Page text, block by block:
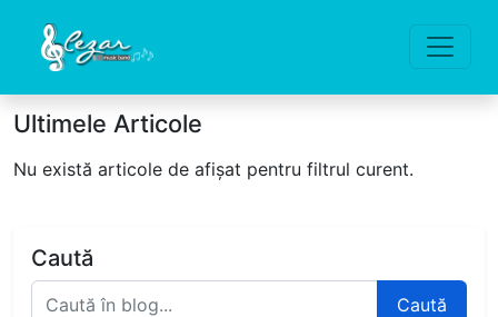
Ultimele Articole
Nu există articole de afișat pentru filtrul curent.
Caută
Caută